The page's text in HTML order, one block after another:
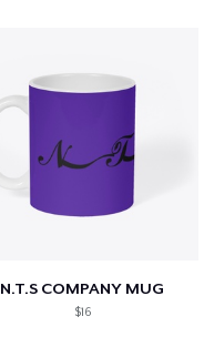
N.T.S COMPANY MUG
$16